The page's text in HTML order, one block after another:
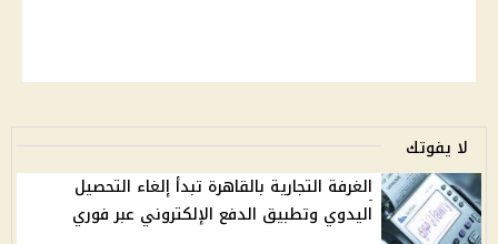
لا يفوتك
الغرفة التجارية بالقاهرة تبدأ إلغاء التحصيل
اليدوي وتطبيق الدفع الإلكتروني عبر فوري